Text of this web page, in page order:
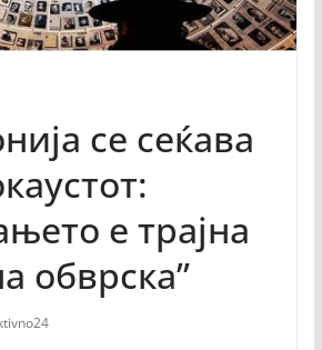
се сеќава
е трајна
обврска”